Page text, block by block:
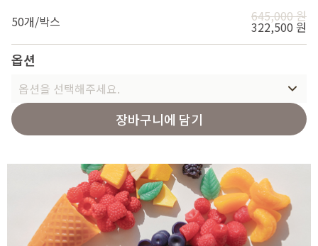
50개/박스 645,000 원
322,500 원
옵션
옵션을 선택해주세요.
장바구니에 담기